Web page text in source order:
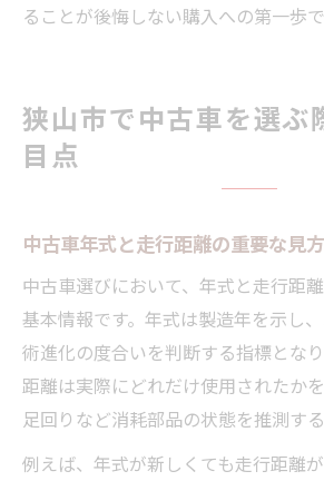
ることが後悔しない購入への第一歩で
狭山市で中古車を選ぶ
目点
中古車年式と走行距離の重要な見方
中古車選びにおいて、年式と走行距
基本情報です。年式は製造年を示し
術進化の度合いを判断する指標とな
距離は実際にどれだけ使用されたか
足回りなど消耗部品の状態を推測する
例えば、年式が新しくても走行距離